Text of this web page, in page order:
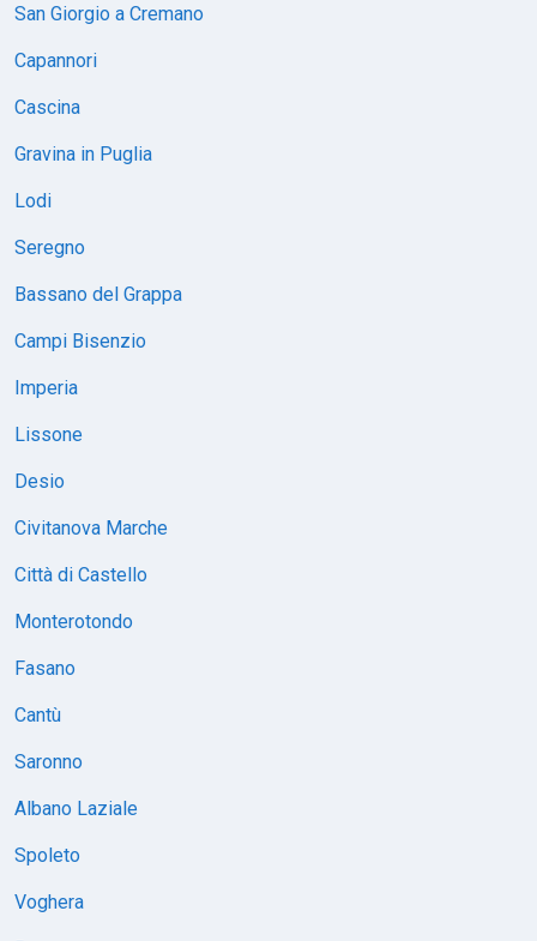
San Giorgio a Cremano
Capannori
Cascina
Gravina in Puglia
Lodi
Seregno
Bassano del Grappa
Campi Bisenzio
Imperia
Lissone
Desio
Civitanova Marche
Città di Castello
Monterotondo
Fasano
Cantù
Saronno
Albano Laziale
Spoleto
Voghera